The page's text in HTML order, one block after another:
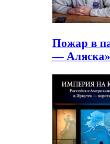
Пожар в
— Аляска»